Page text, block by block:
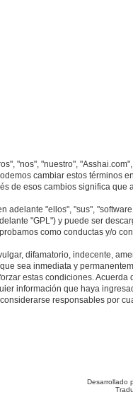
"nos", "nuestro",
cambiar estos
de esos cambios significa
adelante "ellos", "sus",
"GPL") y puede ser
como conductas y/o
difamatorio, indecente,
sea inmediata y
estas condiciones.
información que haya
responsables por
Desarrollado